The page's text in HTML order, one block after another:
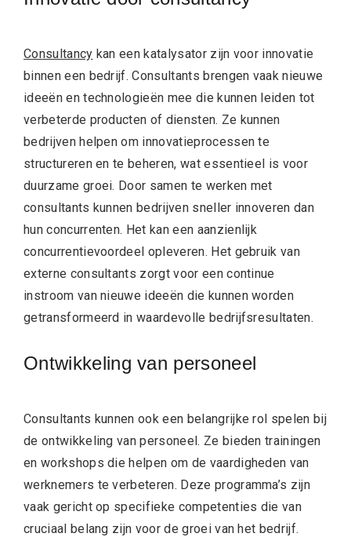
Consultancy kan een katalysator zijn voor innovatie
binnen een bedrijf. Consultants brengen vaak nieuwe
ideeën en technologieën mee die kunnen leiden tot
verbeterde producten of diensten. Ze kunnen
bedrijven helpen om innovatieprocessen te
structureren en te beheren, wat essentieel is voor
duurzame groei. Door samen te werken met
consultants kunnen bedrijven sneller innoveren dan
hun concurrenten. Het kan een aanzienlijk
concurrentievoordeel opleveren. Het gebruik van
externe consultants zorgt voor een continue
instroom van nieuwe ideeën die kunnen worden
getransformeerd in waardevolle bedrijfsresultaten.
Ontwikkeling van personeel
Consultants kunnen ook een belangrijke rol spelen bij
de ontwikkeling van personeel. Ze bieden trainingen
en workshops die helpen om de vaardigheden van
werknemers te verbeteren. Deze programma’s zijn
vaak gericht op specifieke competenties die van
cruciaal belang zijn voor de groei van het bedrijf.